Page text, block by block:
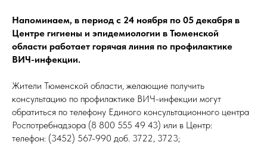
Напоминаем, в период с 24 ноября по 05 декабря в
Центре гигиены и эпидемиологии в Тюменской
области работает горячая линия по профилактике
ВИЧ-инфекции.
Жители Тюменской области, желающие получить
консультацию по профилактике ВИЧ-инфекции могут
обратиться по телефону Единого консультационного центра
Роспотребнадзора (8 800 555 49 43) или в Центр:
телефон: (3452) 567-990 доб. 3722, 3723;